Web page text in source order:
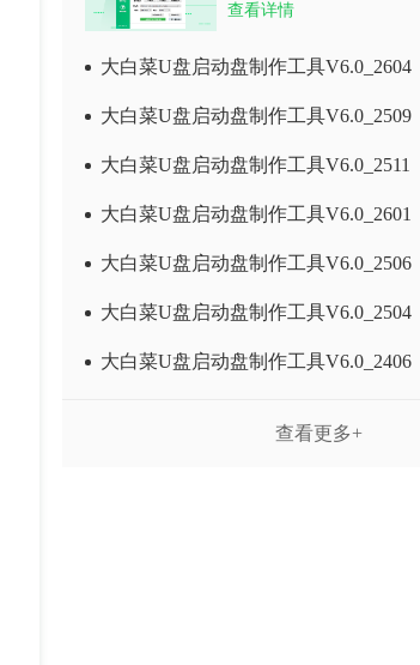
查看详情
大白菜U盘启动盘制作工具V6.0_2604
大白菜U盘启动盘制作工具V6.0_2509
大白菜U盘启动盘制作工具V6.0_2511
大白菜U盘启动盘制作工具V6.0_2601
大白菜U盘启动盘制作工具V6.0_2506
大白菜U盘启动盘制作工具V6.0_2504
大白菜U盘启动盘制作工具V6.0_2406
查看更多+